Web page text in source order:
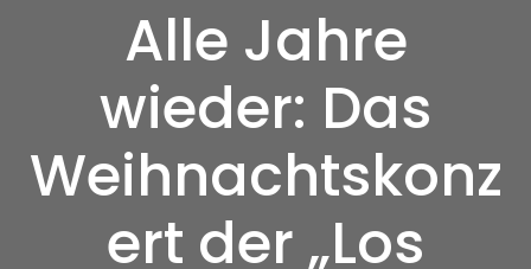
Alle Jahre
wieder: Das
Weihnachtskonz
ert der „Los